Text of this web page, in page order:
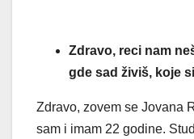
Zdravo, reci nam
gde sad živiš, koje
Zdravo, zovem se Jovana
sam i imam 22 godine.